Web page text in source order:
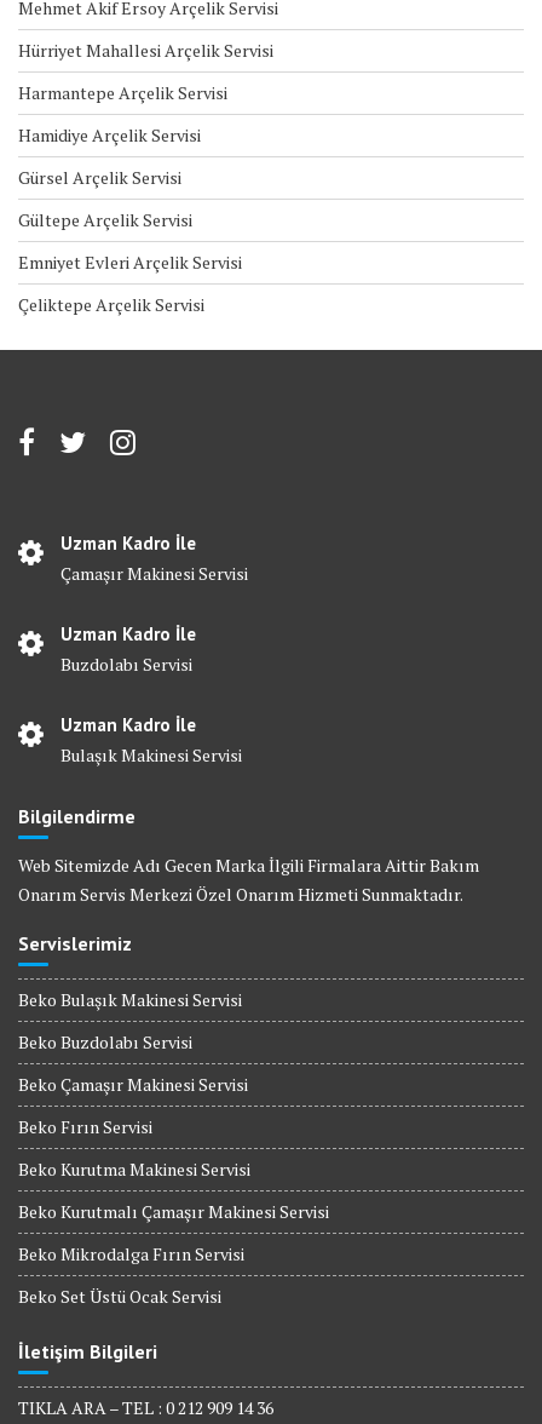
Mehmet Akif Ersoy Arçelik Servisi
Hürriyet Mahallesi Arçelik Servisi
Harmantepe Arçelik Servisi
Hamidiye Arçelik Servisi
Gürsel Arçelik Servisi
Gültepe Arçelik Servisi
Emniyet Evleri Arçelik Servisi
Çeliktepe Arçelik Servisi
Uzman Kadro İle
Çamaşır Makinesi Servisi
Uzman Kadro İle
Buzdolabı Servisi
Uzman Kadro İle
Bulaşık Makinesi Servisi
Bilgilendirme
Web Sitemizde Adı Gecen Marka İlgili Firmalara Aittir Bakım
Onarım Servis Merkezi Özel Onarım Hizmeti Sunmaktadır.
Servislerimiz
Beko Bulaşık Makinesi Servisi
Beko Buzdolabı Servisi
Beko Çamaşır Makinesi Servisi
Beko Fırın Servisi
Beko Kurutma Makinesi Servisi
Beko Kurutmalı Çamaşır Makinesi Servisi
Beko Mikrodalga Fırın Servisi
Beko Set Üstü Ocak Servisi
İletişim Bilgileri
TIKLA ARA – TEL : 0 212 909 14 36